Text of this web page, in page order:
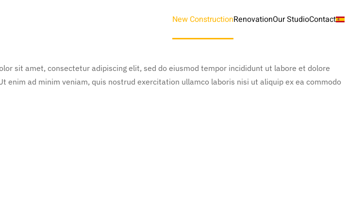
New ConstructionRenovationOur StudioContact
sit amet, consectetur adipiscing elit, sed do eiusmod tempor incididunt ut labore et dolore
enim ad minim veniam, quis nostrud exercitation ullamco laboris nisi ut aliquip ex ea commodo